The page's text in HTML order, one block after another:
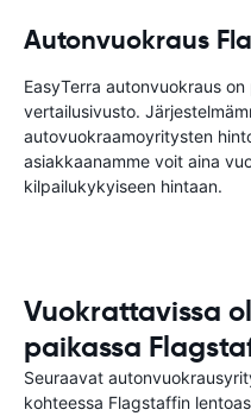
Autonvuokraus
EasyTerra autonvuokraus
vertailusivusto.
autovuokraamoyritysten
asiakkaanamme voit aina
kilpailukykyiseen hintaan.
Vuokrattavissa
paikassa
Seuraavat
kohteessa Flagstaffin